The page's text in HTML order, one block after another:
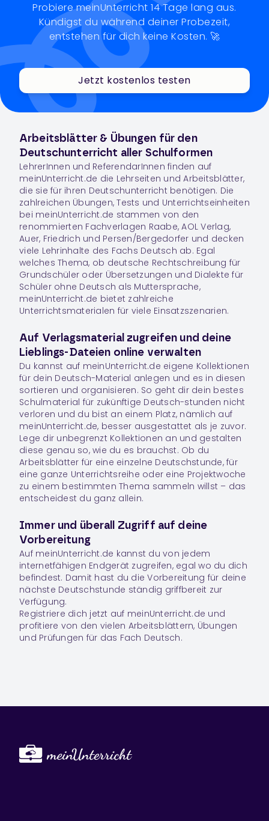
Probiere meinUnterricht 14 Tage lang aus.
Kündigst du während deiner Probezeit,
entstehen für dich keine Kosten. 🚀
Jetzt kostenlos testen
Arbeitsblätter & Übungen für den
Deutschunterricht aller Schulformen
LehrerInnen und ReferendarInnen finden auf
meinUnterricht.de die Lehrseiten und Arbeitsblätter,
die sie für ihren Deutschunterricht benötigen. Die
zahlreichen Übungen, Tests und Unterrichtseinheiten
bei meinUnterricht.de stammen von den
renommierten Fachverlagen Raabe, AOL Verlag,
Auer, Friedrich und Persen/Bergedorfer und decken
viele Lehrinhalte des Fachs Deutsch ab. Egal
welches Thema, ob deutsche Rechtschreibung für
Grundschüler oder Übersetzungen und Dialekte für
Schüler ohne Deutsch als Muttersprache,
meinUnterricht.de bietet zahlreiche
Unterrichtsmaterialen für viele Einsatzszenarien.
Auf Verlagsmaterial zugreifen und deine
Lieblings-Dateien online verwalten
Du kannst auf meinUnterricht.de eigene Kollektionen
für dein Deutsch-Material anlegen und es in diesen
sortieren und organisieren. So geht dir dein bestes
Schulmaterial für zukünftige Deutsch-stunden nicht
verloren und du bist an einem Platz, nämlich auf
meinUnterricht.de, besser ausgestattet als je zuvor.
Lege dir unbegrenzt Kollektionen an und gestalten
diese genau so, wie du es brauchst. Ob du
Arbeitsblätter für eine einzelne Deutschstunde, für
eine ganze Unterrichtsreihe oder eine Projektwoche
zu einem bestimmten Thema sammeln willst – das
entscheidest du ganz allein.
Immer und überall Zugriff auf deine
Vorbereitung
Auf meinUnterricht.de kannst du von jedem
internetfähigen Endgerät zugreifen, egal wo du dich
befindest. Damit hast du die Vorbereitung für deine
nächste Deutschstunde ständig griffbereit zur
Verfügung.
Registriere dich jetzt auf meinUnterricht.de und
profitiere von den vielen Arbeitsblättern, Übungen
und Prüfungen für das Fach Deutsch.